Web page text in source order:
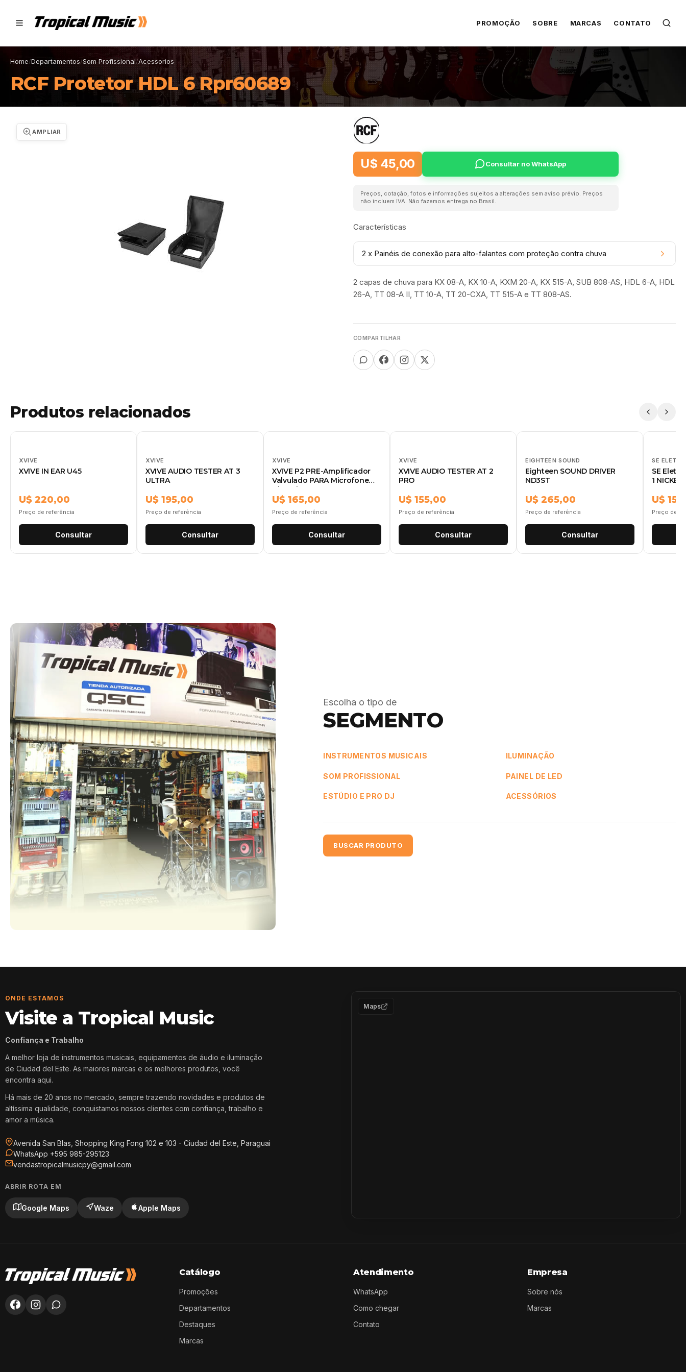
PROMOÇÃO SOBRE MARCAS CONTATO
Home/Departamentos/Som Profissional/Acessorios
RCF Protetor HDL 6 Rpr60689
AMPLIAR
U$ 45,00 Consultar no WhatsApp
Preços, cotação, fotos e informações sujeitos a alterações sem aviso prévio. Preços
não incluem IVA. Não fazemos entrega no Brasil.
Características
2 x Painéis de conexão para alto-falantes com proteção contra chuva
2 capas de chuva para KX 08-A, KX 10-A, KXM 20-A, KX 515-A, SUB 808-AS, HDL 6-A, HDL
26-A, TT 08-A II, TT 10-A, TT 20-CXA, TT 515-A e TT 808-AS.
COMPARTILHAR
Produtos relacionados
XVIVE
XVIVE IN EAR U45
U$ 220,00
Preço de referência
Consultar
XVIVE
XVIVE AUDIO TESTER AT 3
ULTRA
U$ 195,00
Preço de referência
Consultar
XVIVE
XVIVE P2 PRE-Amplificador
Valvulado PARA Microfone
Dinamicos
U$ 165,00
Preço de referência
Consultar
XVIVE
XVIVE AUDIO TESTER AT 2
PRO
U$ 155,00
Preço de referência
Consultar
EIGHTEEN SOUND
Eighteen SOUND DRIVER
ND3ST
U$ 265,00
Preço de referência
Consultar
SE
SE
1 NICKEL
U$
Preço de
Escolha o tipo de
SEGMENTO
INSTRUMENTOS MUSICAIS ILUMINAÇÃO
SOM PROFISSIONAL PAINEL DE LED
ESTÚDIO E PRO DJ ACESSÓRIOS
BUSCAR PRODUTO
ONDE ESTAMOS
Visite a Tropical Music
Confiança e Trabalho
A melhor loja de instrumentos musicais, equipamentos de áudio e iluminação
de Ciudad del Este. As maiores marcas e os melhores produtos, você
encontra aqui.
Há mais de 20 anos no mercado, sempre trazendo novidades e produtos de
altíssima qualidade, conquistamos nossos clientes com confiança, trabalho e
amor a música.
Avenida San Blas, Shopping King Fong 102 e 103 - Ciudad del Este, Paraguai
WhatsApp +595 985-295123
vendastropicalmusicpy@gmail.com
ABRIR ROTA EM
Google Maps Waze Apple Maps
Maps
Catálogo
Promoções
Departamentos
Destaques
Marcas
Atendimento
WhatsApp
Como chegar
Contato
Empresa
Sobre nós
Marcas